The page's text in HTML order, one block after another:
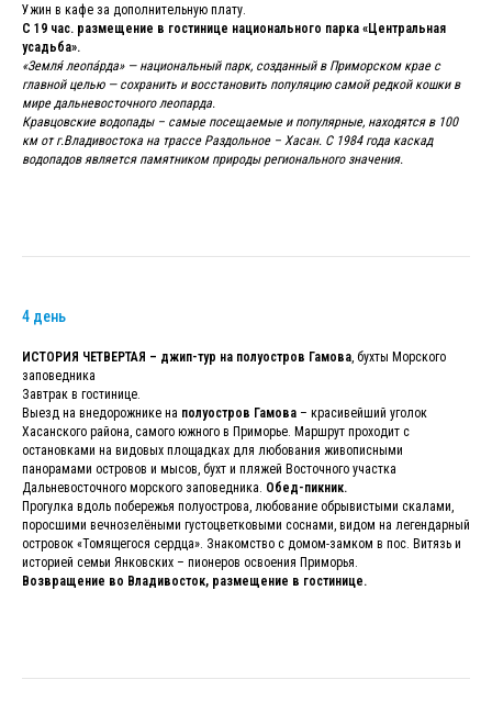
Ужин в кафе за дополнительную плату.
С 19 час. размещение в гостинице национального парка «Центральная
усадьба».
«Земля́ леопа́рда» — национальный парк, созданный в Приморском крае с
главной целью — сохранить и восстановить популяцию самой редкой кошки в
мире дальневосточного леопарда.
Кравцовские водопады – самые посещаемые и популярные, находятся в 100
км от г.Владивостока на трассе Раздольное – Хасан. С 1984 года каскад
водопадов является памятником природы регионального значения.
4 день
ИСТОРИЯ ЧЕТВЕРТАЯ – джип-тур на полуостров Гамова , бухты Морского
заповедника
Завтрак в гостинице.
Выезд на внедорожнике на полуостров Гамова – красивейший уголок
Хасанского района, самого южного в Приморье. Маршрут проходит с
остановками на видовых площадках для любования живописными
панорамами островов и мысов, бухт и пляжей Восточного участка
Дальневосточного морского заповедника. Обед-пикник.
Прогулка вдоль побережья полуострова, любование обрывистыми скалами,
поросшими вечнозелёными густоцветковыми соснами, видом на легендарный
островок «Томящегося сердца». Знакомство с домом-замком в пос. Витязь и
историей семьи Янковских – пионеров освоения Приморья.
Возвращение во Владивосток, размещение в гостинице.